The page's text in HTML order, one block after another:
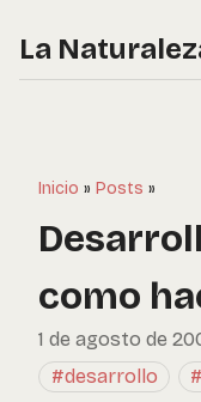
La
Inicio » Posts »
como
1 de agosto de
#desarrollo